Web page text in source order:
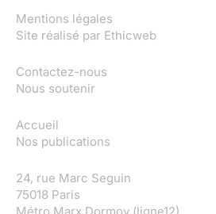
Mentions légales
Site réalisé par Ethicweb
Contactez-nous
Nous soutenir
Accueil
Nos publications
24, rue Marc Seguin
75018 Paris
Métro Marx Dormoy (ligne12)